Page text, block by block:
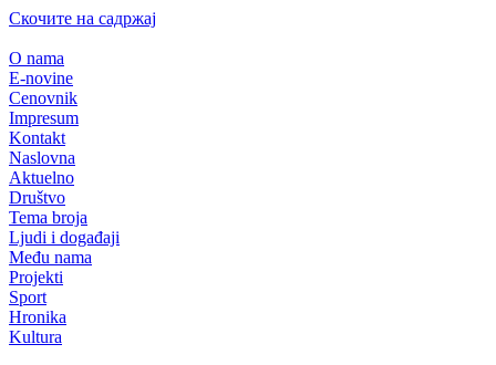
Скочите на садржај
O nama
E-novine
Cenovnik
Impresum
Kontakt
Naslovna
Aktuelno
Društvo
Tema broja
Ljudi i događaji
Među nama
Projekti
Sport
Hronika
Kultura